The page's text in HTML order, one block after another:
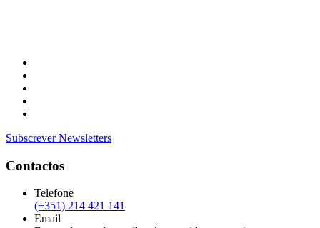
Subscrever Newsletters
Contactos
Telefone
(+351) 214 421 141
Email